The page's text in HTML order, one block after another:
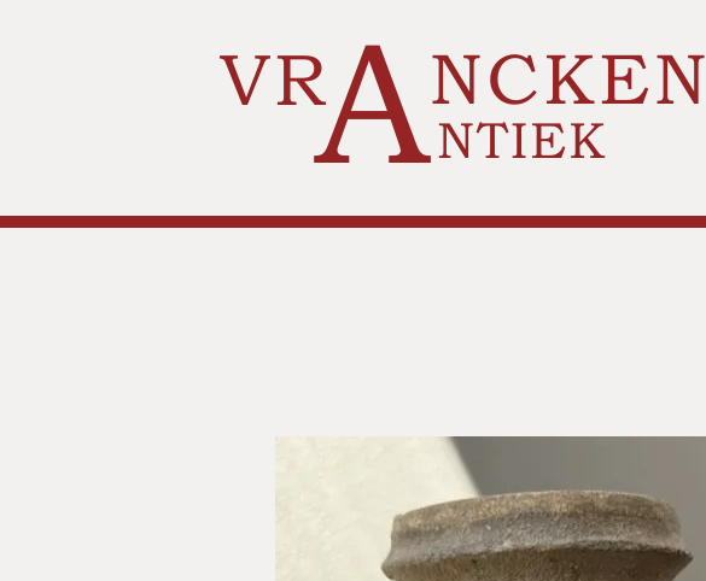
VRANCKEN
NTIEK